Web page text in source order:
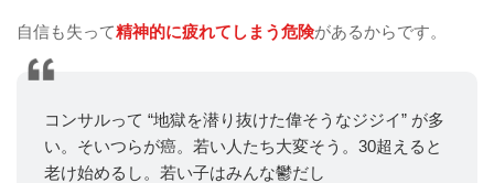
自信も失って精神的に疲れてしまう危険があるからです。
コンサルって “地獄を潜り抜けた偉そうなジジイ” が多
い。そいつらが癌。若い人たち大変そう。30超えると
老け始めるし。若い子はみんな鬱だし